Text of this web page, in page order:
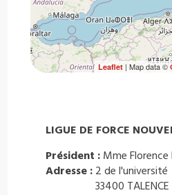
Leaflet| Map data ©
LIGUE DE FORCE
Président : Mme Florence
Adresse : 2 de l'université
33400 TALENCE